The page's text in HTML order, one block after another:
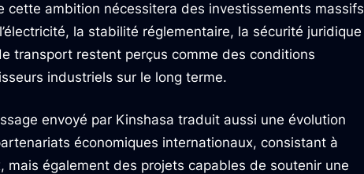
cette ambition nécessitera des investissements massifs
la stabilité réglementaire, la sécurité juridique
transport restent perçus comme des conditions
industriels sur le long terme.
envoyé par Kinshasa traduit aussi une évolution
économiques internationaux, consistant à
mais également des projets capables de soutenir une